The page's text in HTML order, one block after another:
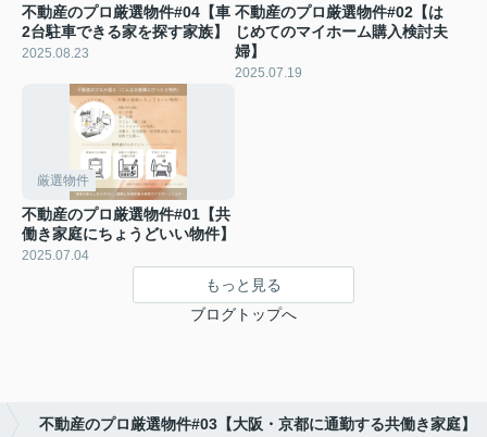
不動産のプロ厳選物件#04【車
2台駐車できる家を探す家族】
2025.08.23
不動産のプロ厳選物件#02【は
じめてのマイホーム購入検討夫
婦】
2025.07.19
厳選物件
不動産のプロ厳選物件#01【共
働き家庭にちょうどいい物件】
2025.07.04
もっと見る
ブログトップへ
不動産のプロ厳選物件#03【大阪・京都に通勤する共働き家庭】